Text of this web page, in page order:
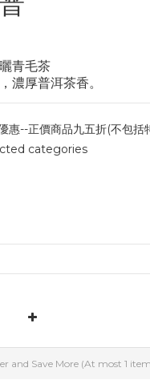
青毛茶
濃厚普洱茶香。
惠--正價商品九五折(不包
categories
and Save More (At most 1